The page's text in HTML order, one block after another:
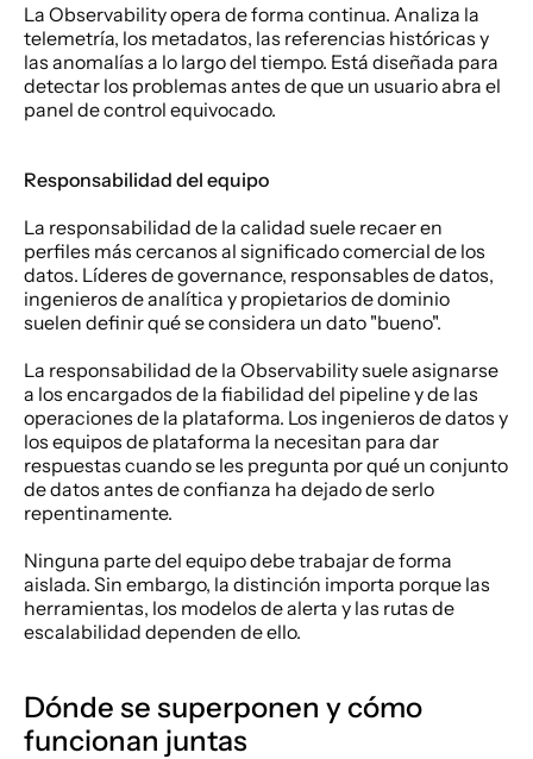
La Observability opera de forma continua. Analiza la
telemetría, los metadatos, las referencias históricas y
las anomalías a lo largo del tiempo. Está diseñada para
detectar los problemas antes de que un usuario abra el
panel de control equivocado.
Responsabilidad del equipo
La responsabilidad de la calidad suele recaer en
perfiles más cercanos al significado comercial de los
datos. Líderes de governance, responsables de datos,
ingenieros de analítica y propietarios de dominio
suelen definir qué se considera un dato "bueno".
La responsabilidad de la Observability suele asignarse
a los encargados de la fiabilidad del pipeline y de las
operaciones de la plataforma. Los ingenieros de datos y
los equipos de plataforma la necesitan para dar
respuestas cuando se les pregunta por qué un conjunto
de datos antes de confianza ha dejado de serlo
repentinamente.
Ninguna parte del equipo debe trabajar de forma
aislada. Sin embargo, la distinción importa porque las
herramientas, los modelos de alerta y las rutas de
escalabilidad dependen de ello.
Dónde se superponen y cómo
funcionan juntas